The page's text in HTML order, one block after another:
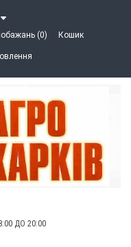
(0) Кошик
ДО 20:00